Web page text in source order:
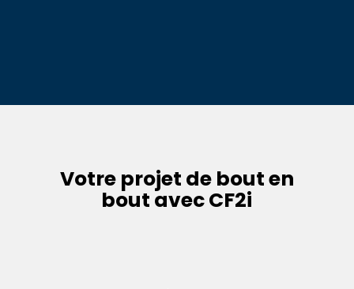
Votre projet de bout en
bout avec CF2i